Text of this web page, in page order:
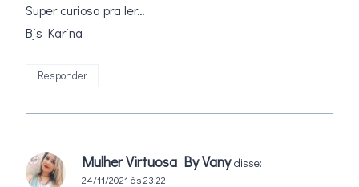
Super curiosa pra ler…
Bjs Karina
Responder
Mulher Virtuosa By Vany disse:
24/11/2021 às 23:22